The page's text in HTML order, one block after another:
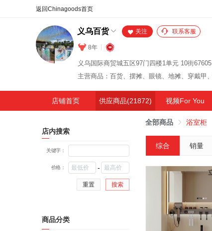
义乌百货
8年
关注 联系客服
义乌国际商贸城五区97门四楼1单元 10街67605
店铺首页 供应商品(21872) 视频For You
店内搜索
关键字：
价格： -
重置 搜索
商品分类
全部商品 浴室柜
综合 销量